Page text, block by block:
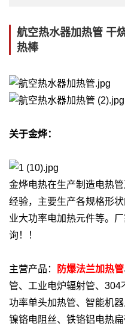
航空热水器加热管 干
热棒
关于金烨：
金烨电热在生产制造电热
经验，主要生产各规格形
业大功率电加热元件等。
询！！
主营产品： 防爆法兰加热管
管、工业电炉辐射管、304
功率单头加热管、智能机器
镍铬电阻丝、铁铬铝电热扁